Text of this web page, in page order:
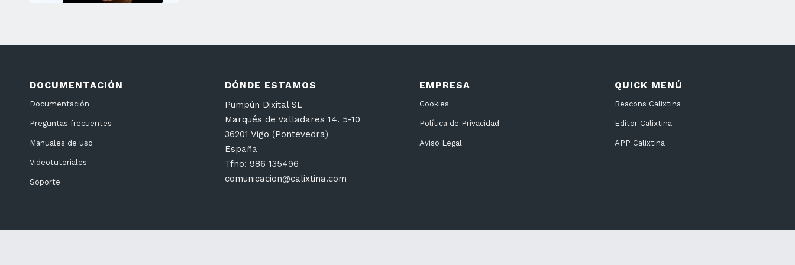
DOCUMENTACIÓN
Documentación
Preguntas frecuentes
Manuales de uso
Videotutoriales
Soporte
DÓNDE ESTAMOS
Pumpún Dixital SL
Marqués de Valladares 14. 5-10
36201 Vigo (Pontevedra)
España
Tfno: 986 135496
comunicacion@calixtina.com
EMPRESA
Cookies
Política de Privacidad
Aviso Legal
QUICK MENÚ
Beacons Calixtina
Editor Calixtina
APP Calixtina